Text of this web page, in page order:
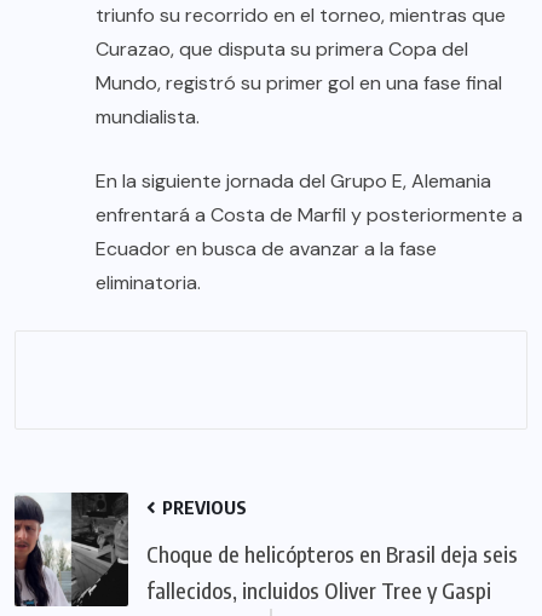
triunfo su recorrido en el torneo, mientras que
Curazao, que disputa su primera Copa del
Mundo, registró su primer gol en una fase final
mundialista.
En la siguiente jornada del Grupo E, Alemania
enfrentará a Costa de Marfil y posteriormente a
Ecuador en busca de avanzar a la fase
eliminatoria.
PREVIOUS
Choque de helicópteros en Brasil deja seis
fallecidos, incluidos Oliver Tree y Gaspi